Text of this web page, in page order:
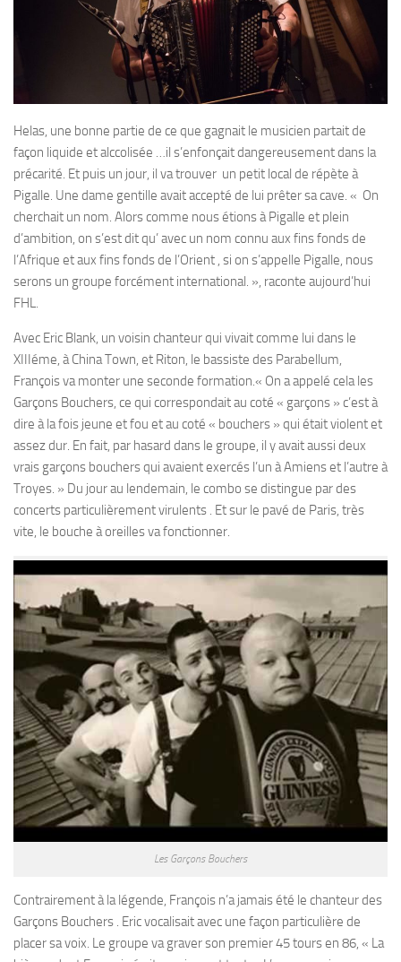
Helas, une bonne partie de ce que gagnait le musicien partait de
façon liquide et alccolisée …il s’enfonçait dangereusement dans la
précarité. Et puis un jour, il va trouver un petit local de répète à
Pigalle. Une dame gentille avait accepté de lui prêter sa cave. « On
cherchait un nom. Alors comme nous étions à Pigalle et plein
d’ambition, on s’est dit qu’ avec un nom connu aux fins fonds de
l’Afrique et aux fins fonds de l’Orient , si on s’appelle Pigalle, nous
serons un groupe forcément international. », raconte aujourd’hui
FHL.
Avec Eric Blank, un voisin chanteur qui vivait comme lui dans le
XIIIéme, à China Town, et Riton, le bassiste des Parabellum,
François va monter une seconde formation.« On a appelé cela les
Garçons Bouchers, ce qui correspondait au coté « garçons » c’est à
dire à la fois jeune et fou et au coté « bouchers » qui était violent et
assez dur. En fait, par hasard dans le groupe, il y avait aussi deux
vrais garçons bouchers qui avaient exercés l’un à Amiens et l’autre à
Troyes. » Du jour au lendemain, le combo se distingue par des
concerts particulièrement virulents . Et sur le pavé de Paris, très
vite, le bouche à oreilles va fonctionner.
Les Garçons Bouchers
Contrairement à la légende, François n’a jamais été le chanteur des
Garçons Bouchers . Eric vocalisait avec une façon particulière de
placer sa voix. Le groupe va graver son premier 45 tours en 86, « La